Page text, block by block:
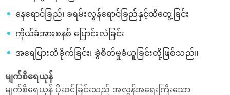
နေရောင်ခြည်၊ ခရမ်းလွန်ရောင်ခြည်နှင့်ထိတွေ့ခြင်း
ကိုယ်ခံအားစနစ် ပြောင်းလဲခြင်း
အရေပြားထိခိုက်ခြင်း၊ ခွဲစိတ်မှုခံယူခြင်းတို့ဖြစ်သည်။
မျက်စိရေယုန်
မျက်စိရေယုန် ပိုးဝင်ခြင်းသည် အလွန်အရေးကြီးသော